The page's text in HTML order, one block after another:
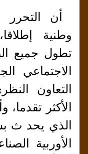
أن
وطنية
تطول جميع
الاجتماعي
التعاون
الأكثر
الذي يحد ث
الأوربية